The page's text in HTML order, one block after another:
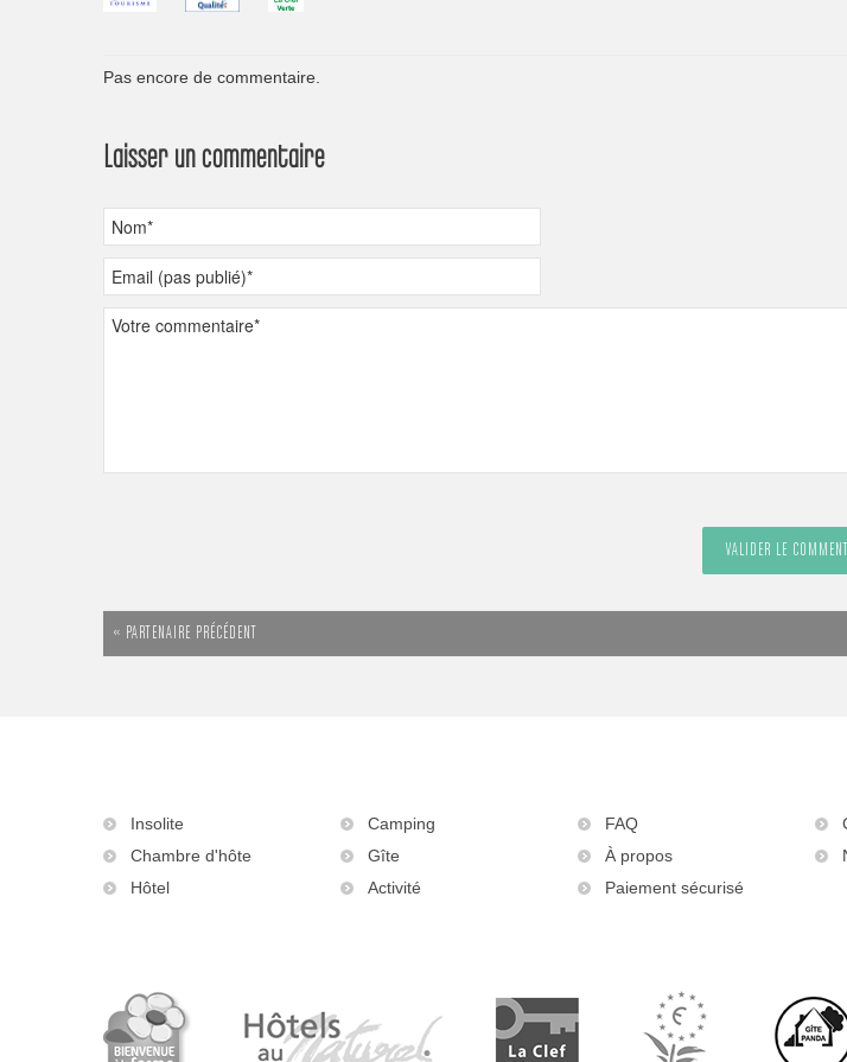
Pas encore de commentaire.
Laisser un commentaire
« PARTENAIRE PRÉCÉDENT
Insolite
Chambre d'hôte
Hôtel
Camping
Gîte
Activité
FAQ
À propos
Paiement sécurisé